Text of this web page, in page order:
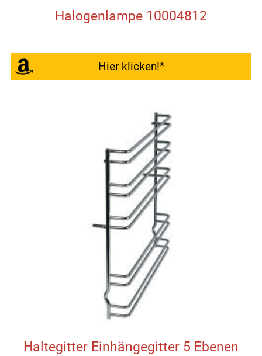
Halogenlampe 10004812
Hier klicken!*
Haltegitter Einhängegitter 5 Ebenen